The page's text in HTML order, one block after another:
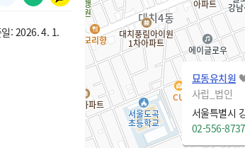
: 2026. 4. 1.
묘동유치원
사립_법인
서울특별시
02-556-8737